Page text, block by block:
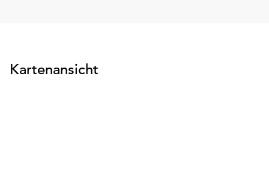
Kartenansicht